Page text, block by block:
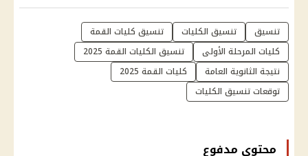
تنسيق تنسيق الكليات
تنسيق كليات القمة
كليات المرحلة الأولى
تنسيق الكليات القمة 2025
نتيجة الثانوية العامة
كليات القمة 2025
توقعات تنسيق الكليات
محتوى مدفوع